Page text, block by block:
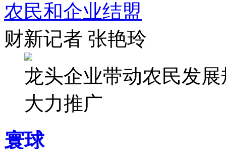
农民和企业结盟
财新记者 张艳玲
龙头企业带动农民发
大力推广
寰球